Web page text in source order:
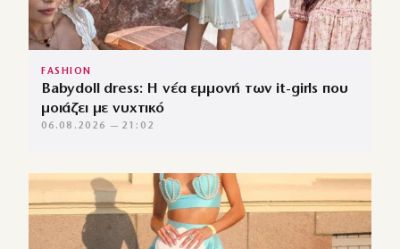
FASHION
Babydoll dress: Η νέα εμμονή των it-girls που
μοιάζει με νυχτικό
06.08.2026 — 21:02